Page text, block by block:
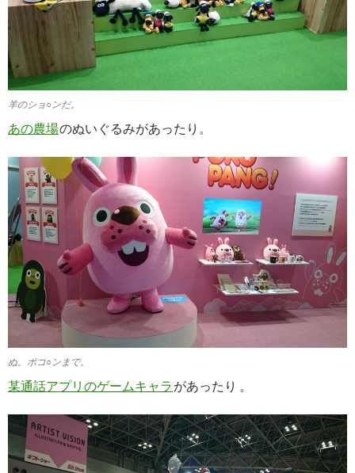
羊のショ○ンだ。
あの農場のぬいぐるみがあったり。
ぬ。ポコ○ンまで。
某通話アプリのゲームキャラ があったり 。